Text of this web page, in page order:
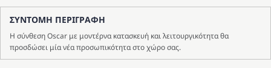
OSCAR
ποσότητα
ΣΥΝΤΟΜΗ ΠΕΡΙΓΡΑΦΗ
Η σύνθεση Oscar με μοντέρνα κατασκευή και λειτουργικότητα θα
προσδώσει μία νέα προσωπικότητα στο χώρο σας.